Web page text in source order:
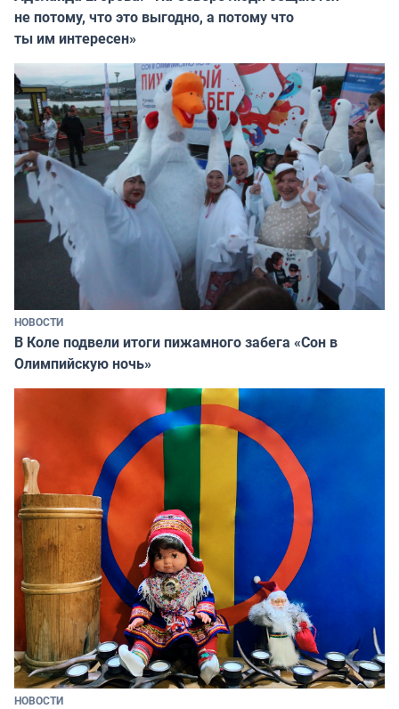
не потому, что это выгодно, а потому что
ты им интересен»
НОВОСТИ
В Коле подвели итоги пижамного забега «Сон в
Олимпийскую ночь»
НОВОСТИ